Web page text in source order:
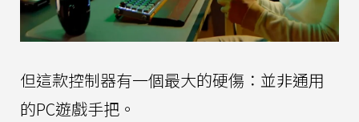
但這款控制器有一個最大的硬傷：並非通用
的PC遊戲手把。